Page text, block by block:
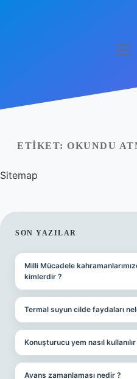
Yasal Uyarı
Hakkımızda
ETIKET: OKUNDU
Sitemap
SIDEBAR
SON YAZILAR
Milli Mücadele
kimlerdir ?
Termal suyun cilde faydaları
Konuşturucu yem nasıl kullanılır
Avans zamanlaması nedir ?